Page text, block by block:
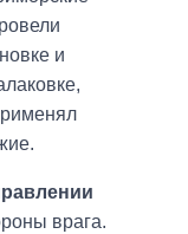
и
врага.